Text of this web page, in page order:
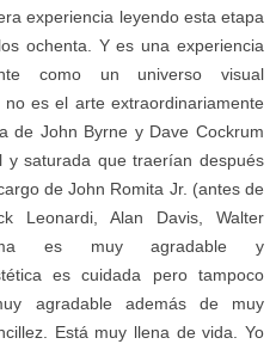
experiencia leyendo esta etapa
ochenta. Y es una experiencia
como un universo visual
es el arte extraordinariamente
de John Byrne y Dave Cockrum
saturada que traerían después
de John Romita Jr. (antes de
Leonardi, Alan Davis, Walter
es muy agradable y
es cuidada pero tampoco
agradable además de muy
Está muy llena de vida. Yo